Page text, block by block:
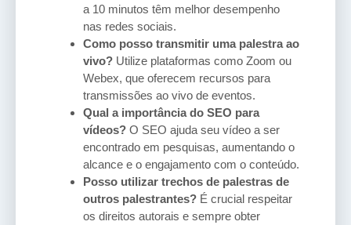
a 10 minutos têm melhor desempenho
nas redes sociais.
Como posso transmitir uma palestra ao
vivo? Utilize plataformas como Zoom ou
Webex, que oferecem recursos para
transmissões ao vivo de eventos.
Qual a importância do SEO para
vídeos? O SEO ajuda seu vídeo a ser
encontrado em pesquisas, aumentando o
alcance e o engajamento com o conteúdo.
Posso utilizar trechos de palestras de
outros palestrantes? É crucial respeitar
os direitos autorais e sempre obter